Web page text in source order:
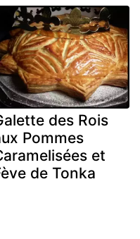
des Rois
Pommes
et
de Tonka